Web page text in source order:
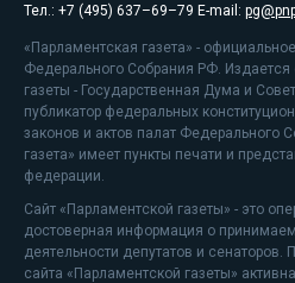
Тел.: +7 (495) 637–69–79 E-mail:
«Парламентская газета» -
Федерального Собрания РФ. Издается
газеты - Государственная Дума и
публикатор федеральных
законов и актов палат Федерального
газета» имеет пункты печати и
федерации.
Сайт «Парламентской газеты» - это
достоверная информация о
деятельности депутатов и
сайта «Парламентской газеты»